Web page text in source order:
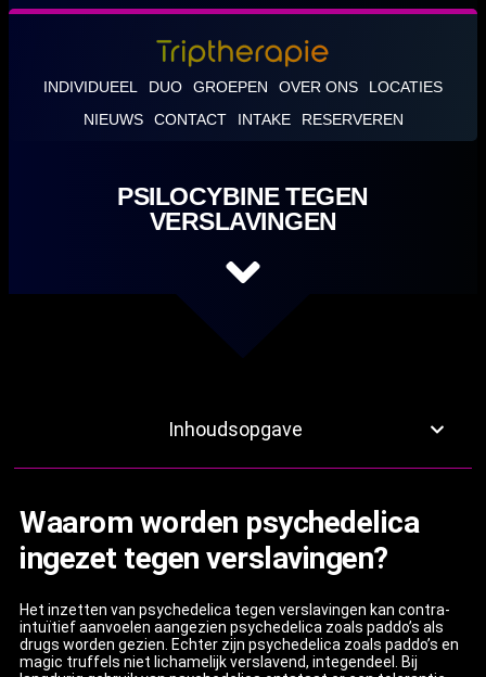
INDIVIDUEEL DUO GROEPEN OVER ONS
LOCATIES
NIEUWS
CONTACT INTAKE RESERVEREN
PSILOCYBINE TEGEN
VERSLAVINGEN
Inhoudsopgave
Waarom worden psychedelica
ingezet tegen verslavingen?
Het inzetten van psychedelica tegen verslavingen kan contra-
intuïtief aanvoelen aangezien psychedelica zoals paddo’s als
drugs worden gezien. Echter zijn psychedelica zoals paddo’s en
magic truffels niet lichamelijk verslavend, integendeel. Bij